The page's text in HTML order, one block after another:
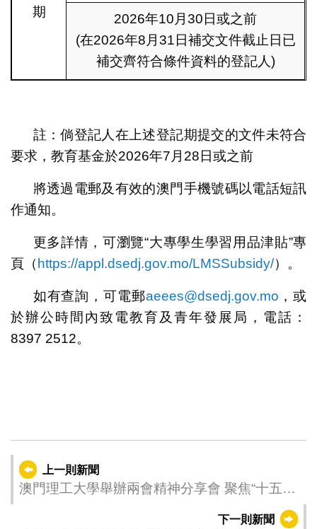
期
2026年10月30日或之前
(在2026年8月31日補交文件截止日已
補交齊符合條件資料的登記人)
註：倘登記人在上述登記期提交的文件未符合
要求，教育基金於2026年7月28日或之前
將透過電郵及有效的澳門手機號碼以電話短訊
作通知。
更多詳情，可瀏覽“大專學生學習用品津貼”專
頁（ https://appl.dsedj.gov.mo/LMSSubsidy/）。
如有查詢，可電郵aeees@dsedj.gov.mo ，或
於辦公時間內致電教育及青年發展局，電話：
8397 2512。
上一則新聞
澳門理工大學舉辦兩會精神分享會 聚焦“十五五”
下一則新聞